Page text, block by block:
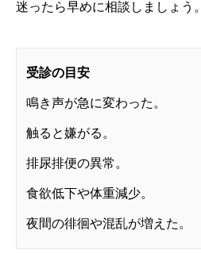
迷ったら早めに相談しましょう。
受診の目安
鳴き声が急に変わった。
触ると嫌がる。
排尿排便の異常。
食欲低下や体重減少。
夜間の徘徊や混乱が増えた。